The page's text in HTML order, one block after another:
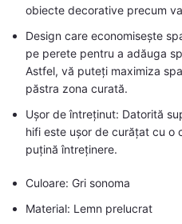
obiecte decorative precum
Design care economisește
pe perete pentru a adăuga
Astfel, vă puteți maximiza
păstra zona curată.
Ușor de întreținut: Datorită
hifi este ușor de curățat cu o
puțină întreținere.
Culoare: Gri sonoma
Material: Lemn prelucrat